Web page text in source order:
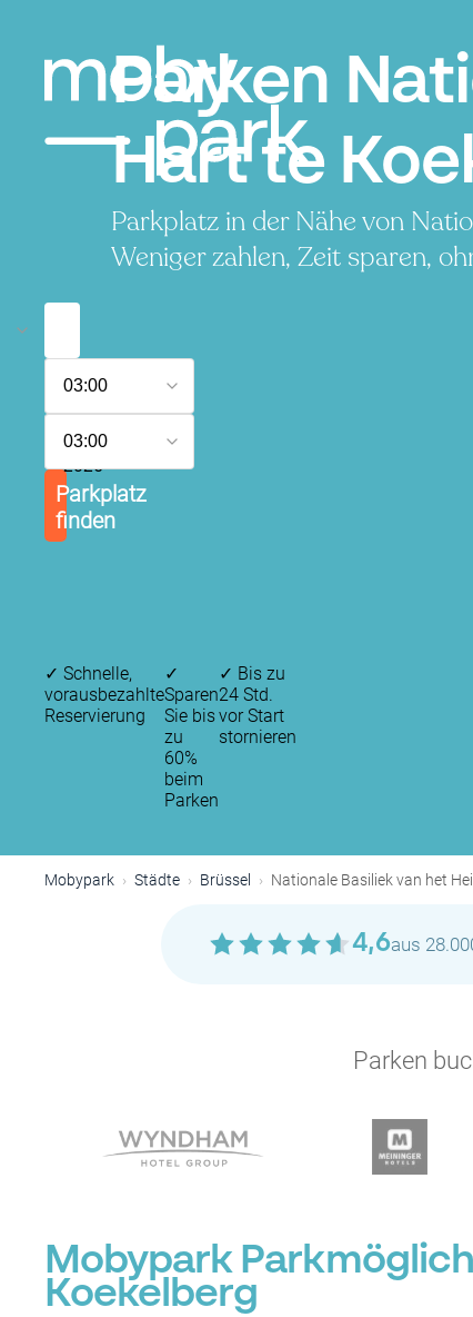
Parken
Hart te
Parkplatz in der Nähe von
Weniger zahlen, Zeit sparen,
August
2026
03:00
August
2026
03:00
Parkplatz
finden
✓ Schnelle,
vorausbezahlte
Reservierung
✓
Sparen
Sie bis
zu
60%
beim
Parken
✓ Bis zu
24 Std.
vor Start
stornieren
Mobypark Städte Brüssel Nationale Basiliek van het
4,6aus
Parken
Mobypark
Koekelberg